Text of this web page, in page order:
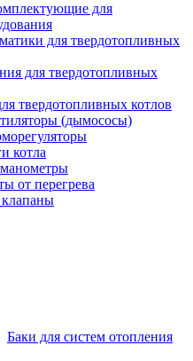
для
для твердотопливных
для твердотопливных
твердотопливных котлов
(дымососы)
котла
от перегрева
Баки для систем отопления